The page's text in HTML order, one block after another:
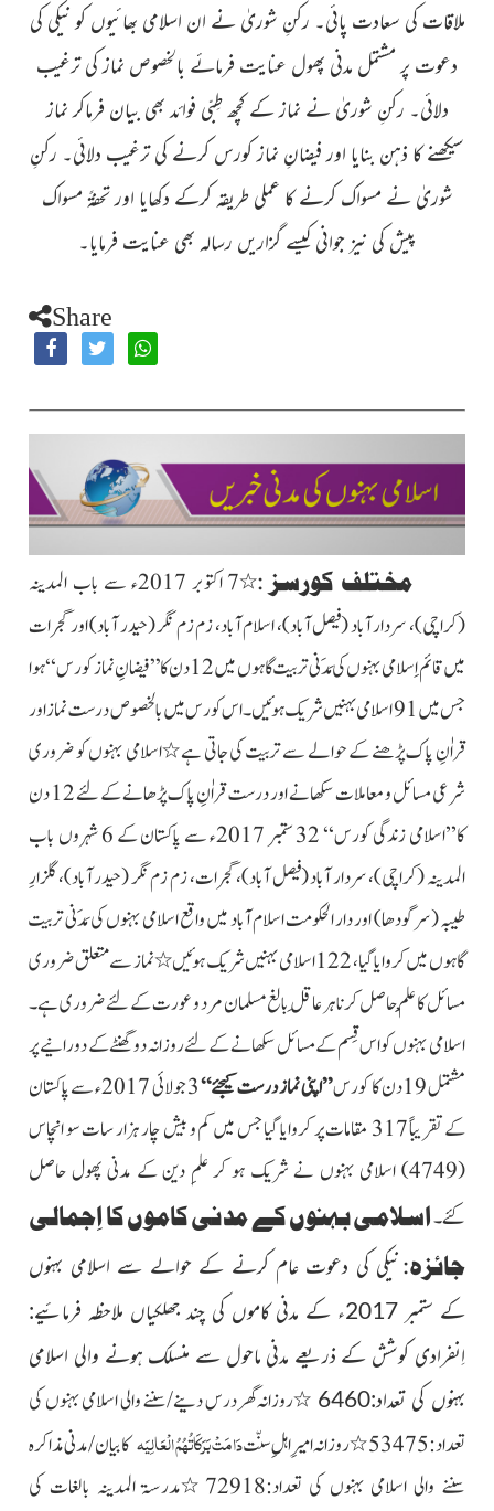
ملاقات کی سعادت پائی۔ رکنِ شوریٰ نے ان اسلامی بھائیوں کو نیکی کی
دعوت پر مشتمل مدنی پھول عنایت فرمائے بالخصوص نماز کی ترغیب
دلائی۔ رکنِ شوریٰ نے نماز کے کچھ طِبّی فوائد بھی بیان فرماکر نماز
سیکھنے کا ذہن بنایا اور فیضانِ نماز کورس کرنے کی ترغیب دلائی۔ رکنِ
شوریٰ نے مسواک کرنے کا عملی طریقہ کرکے دکھایا اور تحفۃً مسواک
پیش کی نیز جوانی کیسے گزاریں رسالہ بھی عنایت فرمایا۔
Share
مختلف کورسز :
٭7 اکتوبر 2017ء سے باب المدینہ
(کراچی)،سردار آباد (فیصل آباد)، اسلام آباد، زم زم نگر (حیدر آباد) اور گجرات
میں قائم اِسلامی بہنوں کی مَدَنی تربیت گاہوں میں 12 دن کا ”فیضانِ نماز کورس‘‘ ہوا
جس میں 91 اسلامی بہنیں شریک ہوئیں۔ اس کورس میں بالخصوص درست نماز اور
قراٰنِ پاک پڑھنے کے حوالے سے تربیت کی جاتی ہے ٭اسلامی بہنوں کو ضروری
شرعی مسائل و معاملات سکھانے اور درست قراٰنِ پاک پڑھانے کے لئے 12 دن
کا’’اسلامی زندگی کورس‘‘ 32 ستمبر 2017ء سے پاکستان کے 6
شہروں باب
المدینہ (کراچی)، سردار آباد (فیصل آباد)، گجرات، زم زم نگر(حیدر آباد)، گلزارِ
طیبہ (سرگودھا) اور دار الحکومت اسلام آباد میں واقع اسلامی بہنوں کی مَدَنی تربیت
گاہوں میں کروایا گیا، 122 اسلامی بہنیں شریک ہوئیں٭نماز سے متعلق ضروری
مسائل کا عِلْم حاصل کرنا ہر عاقِل بالغ مسلمان مرد و عورت کے لئے ضروری ہے۔
اسلامی بہنوں کو اس قِسم کے مسائل سکھانے کے لئے روزانہ دو گھنٹے کے دورانیے پر
مشتمل 19دن کا کورس
”اپنی نماز درست کیجئے“
3 جولائی 2017ء سے پاکستان
کے تقریباً 317 مقامات پر کروایا گیا جس میں کم و بیش چار ہزار سات سو انچاس
(4749) اسلامی بہنوں نے شریک ہو کر علمِ دین کے مدنی پھول حاصل
کئے۔اسلامی بہنوں کے مدنی کاموں کا اِجمالی
جائزہ:نیکی کی دعوت عام کرنے کے حوالے سے اسلامی بہنوں
کے ستمبر 2017ء کے مدنی کاموں کی چند جھلکیاں ملاحظہ فرمائیے:
اِنفرادی کوشش کے ذریعے مدنی ماحول سے منسلک ہونے والی اسلامی
بہنوں کی تعداد:6460
٭روزانہ گھر درس دینے/سننے والی اسلامی بہنوں کی
تعداد: 53475
٭روزانہ امیرِ اہلِ سنّتدَامَتْ بَرَکَاتُہُمُ الْعَالِیَہکا بیان/مدنی مذاکرہ
سننے والی اسلامی بہنوں کی تعداد:72918 ٭مدرسۃ المدینہ بالغات کی